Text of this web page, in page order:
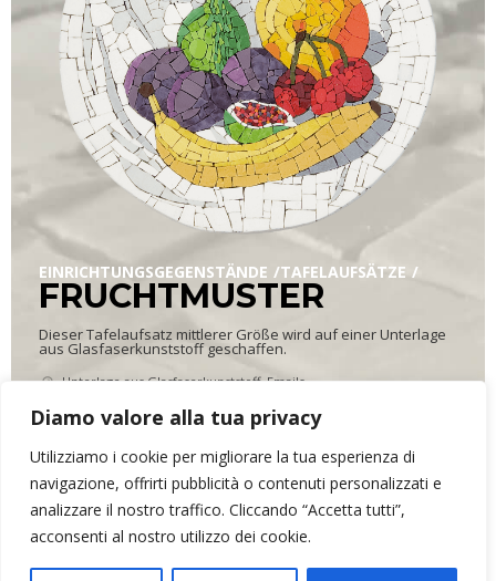
Diamo valore alla tua privacy
Utilizziamo i cookie per migliorare la tua esperienza di
navigazione, offrirti pubblicità o contenuti personalizzati e
analizzare il nostro traffico. Cliccando “Accetta tutti”,
acconsenti al nostro utilizzo dei cookie.
EINRICHTUNGSGEGENSTÄNDE TAFELAUFSÄTZE
FRUCHTMUSTER
Dieser Tafelaufsatz mittlerer Größe wird auf einer Unterlage
aus Glasfaserkunststoff geschaffen.
Unterlage aus Glasfaserkunststoff, Emails
20 x 20 cm, Höhe 4 cm
ARR&DOmosaico di Elena Bonazzoli- P.IVA 02634390302 - Via dei
Monti, 16 - 33034 - Fagagna (UD)
Privatleben
Kontakte